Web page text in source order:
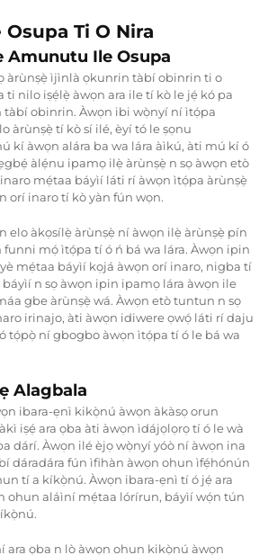
Ti O Nira
Amunutu Ile Osupa
àrùnṣẹ̀ ìjìnlà ọkunrin tàbí obinrin ti o
ti nilo iṣẹ́lẹ̀ àwọn ara ile tí kò le jẹ́ kó pa
obinrin. Àwọn ibi wọ̀nyí ní ìtọ́pa
àrùnṣẹ̀ tí kò sí ilé, èyí tó le ṣọnu
kí àwọn alára ba wa lára àìkú, àti mú kí ó
àlẹ́nu ipamọ ilẹ̀ àrùnṣẹ̀ n sọ àwọn etò
mẹ́taa báyìí láti rí àwọn ìtọ́pa àrùnṣẹ̀
orí inaro tí kò yàn fún wọn.
elo àkọsílẹ̀ àrùnṣẹ̀ ní àwọn ilẹ̀ àrùnṣẹ̀ pín
funni mọ́ ìtọ́pa tí ó ń bá wa lára. Àwọn ipin
mẹ́taa báyìí kọjá àwọn orí inaro, nigba tí
n sọ àwọn ipin ipamọ lára àwọn ile
gbe àrùnṣẹ̀ wá. Àwọn etò tuntun n sọ
irinajo, àti àwọn idiwere ọwọ́ láti rí daju
tọ́pọ̀ ní gbogbo àwọn ìtọ́pa tí ó le bá wa
Alagbala
ibara-ẹnì kikọ̀nú àwọn àkàsọ orun
iṣẹ́ ara ọba àti àwọn ìdájọlọrọ tí ó le wà
dárí. Àwọn ilé èjọ wọ̀nyí yóò ní àwọn ina
dáradára fún ìfihàn àwọn ohun ìfẹ́hónún
tí a kíkọ̀nú. Àwọn ibara-ẹnì tí ó jẹ́ ara
ohun aláìní mẹ́taa lórírun, báyìí wọ́n tún
ara ọba n lò àwọn ohun kikọ̀nú àwọn